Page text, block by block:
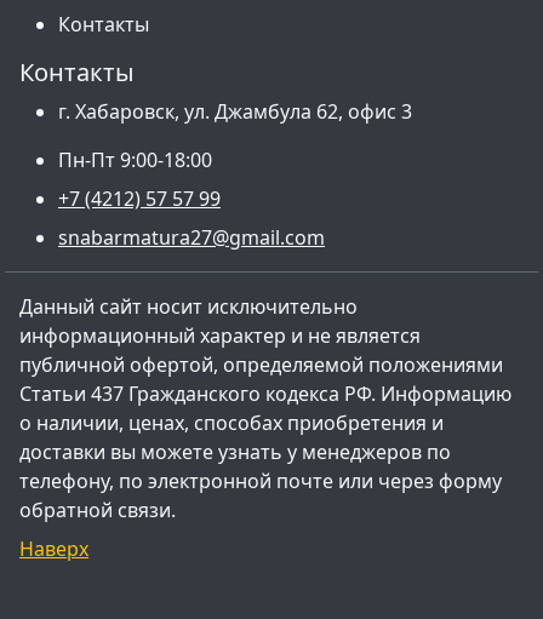
Контакты
Контакты
г. Хабаровск, ул. Джамбула 62, офис 3
Пн-Пт 9:00-18:00
+7 (4212) 57 57 99
snabarmatura27@gmail.com
Данный сайт носит исключительно
информационный характер и не является
публичной офертой, определяемой положениями
Статьи 437 Гражданского кодекса РФ. Информацию
о наличии, ценах, способах приобретения и
доставки вы можете узнать у менеджеров по
телефону, по электронной почте или через форму
обратной связи.
Наверх